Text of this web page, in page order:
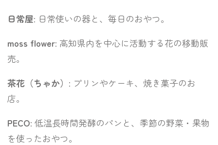
日常屋: 日常使いの器と、毎日のおやつ。
moss flower: 高知県内を中心に活動する花の移動販
売。
茶花（ちゃか） : プリンやケーキ、焼き菓子のお
店。
PECO: 低温長時間発酵のパンと、季節の野菜・果物
を使ったおやつ。